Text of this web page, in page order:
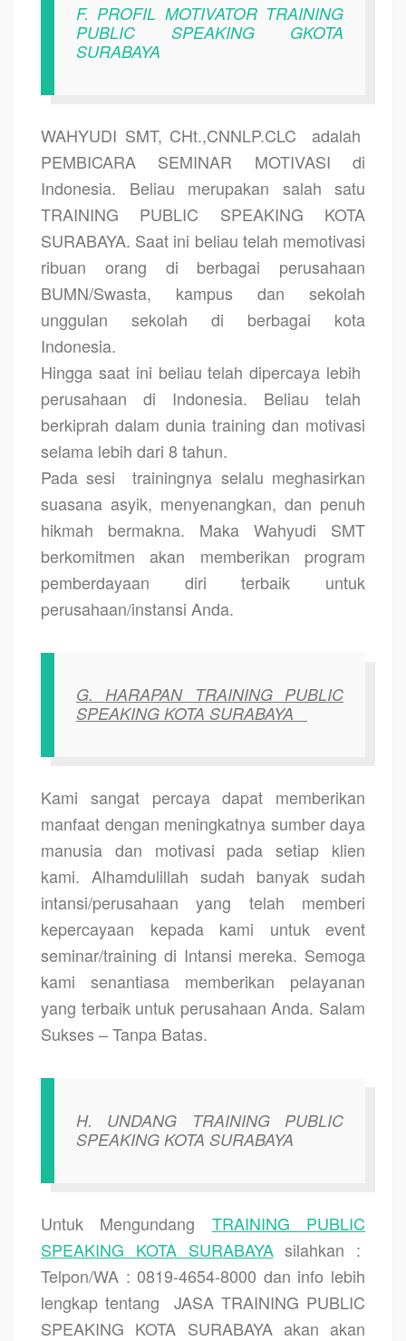
F. PROFIL MOTIVATOR TRAINING
PUBLIC SPEAKING GKOTA
SURABAYA
WAHYUDI SMT, CHt.,CNNLP.CLC
adalah
PEMBICARA SEMINAR MOTIVASI di
Indonesia. Beliau merupakan salah satu
TRAINING PUBLIC SPEAKING KOTA
SURABAYA. Saat ini beliau telah memotivasi
ribuan orang di berbagai perusahaan
BUMN/Swasta, kampus dan sekolah
unggulan sekolah di berbagai kota
Indonesia.
Hingga saat ini beliau telah dipercaya lebih
perusahaan di Indonesia. Beliau telah
berkiprah dalam dunia training dan motivasi
selama lebih dari 8 tahun.
Pada sesi
trainingnya selalu meghasirkan
suasana asyik, menyenangkan, dan penuh
hikmah bermakna. Maka Wahyudi SMT
berkomitmen akan memberikan program
pemberdayaan diri terbaik untuk
perusahaan/instansi Anda.
G.
HARAPAN TRAINING PUBLIC
SPEAKING KOTA SURABAYA
Kami sangat percaya dapat memberikan
manfaat dengan meningkatnya sumber daya
manusia dan motivasi pada setiap klien
kami. Alhamdulillah sudah banyak sudah
intansi/perusahaan yang telah memberi
kepercayaan kepada kami untuk event
seminar/training di Intansi mereka. Semoga
kami senantiasa memberikan pelayanan
yang terbaik untuk perusahaan Anda. Salam
Sukses – Tanpa Batas.
H.
UNDANG TRAINING PUBLIC
SPEAKING KOTA SURABAYA
Untuk Mengundang TRAINING PUBLIC
SPEAKING KOTA SURABAYAsilahkan :
Telpon/WA : 0819-4654-8000 dan info lebih
lengkap tentang
JASA TRAINING PUBLIC
SPEAKING KOTA SURABAYAakan akan